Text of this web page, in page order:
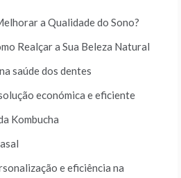
a Qualidade do Sono?
Realçar a Sua Beleza Natural
saúde dos dentes
económica e eficiente
Kombucha
e eficiência na